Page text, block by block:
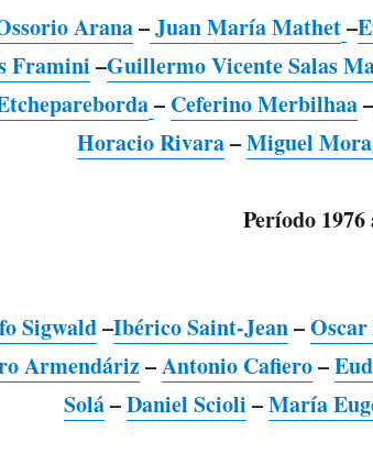
Arana–Juan María Mathet–
Framini –Guillermo Vicente Salas
– Ceferino Merbilhaa–
Horacio Rivara–Miguel
Período 1976
Sigwald–Ibérico Saint-Jean–
Armendáriz–Antonio Cafiero–
Solá–Daniel Scioli –María